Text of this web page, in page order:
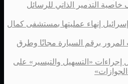
التدمير الذاتي للرسائل
إنهاء عمليتها بمستشفى كمال
المرور برقم السيارة مجانًا وطرق
إجراءات «التسهيل والتيسير» على